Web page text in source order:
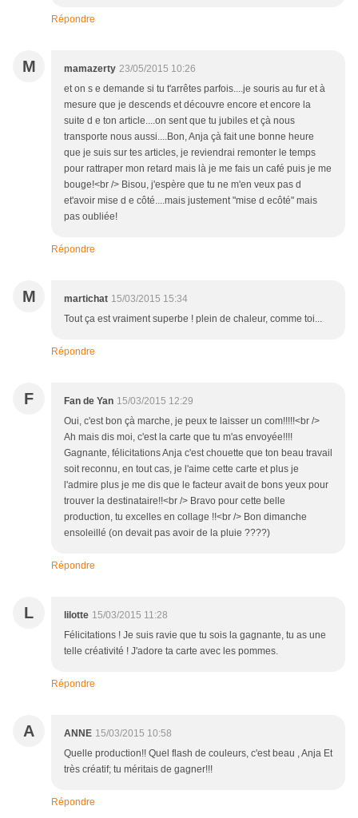
Répondre
M mamazerty 23/05/2015 10:26
et on s e demande si tu t'arrêtes parfois....je souris au fur et à
mesure que je descends et découvre encore et encore la
suite d e ton article....on sent que tu jubiles et çà nous
transporte nous aussi....Bon, Anja çà fait une bonne heure
que je suis sur tes articles, je reviendrai remonter le temps
pour rattraper mon retard mais là je me fais un café puis je me
bouge!<br /> Bisou, j'espère que tu ne m'en veux pas d
et'avoir mise d e côté....mais justement "mise d ecôté" mais
pas oubliée!
Répondre
M martichat 15/03/2015 15:34
Tout ça est vraiment superbe ! plein de chaleur, comme toi...
Répondre
F Fan de Yan 15/03/2015 12:29
Oui, c'est bon çà marche, je peux te laisser un com!!!!!<br />
Ah mais dis moi, c'est la carte que tu m'as envoyée!!!!
Gagnante, félicitations Anja c'est chouette que ton beau travail
soit reconnu, en tout cas, je l'aime cette carte et plus je
l'admire plus je me dis que le facteur avait de bons yeux pour
trouver la destinataire!!<br /> Bravo pour cette belle
production, tu excelles en collage !!<br /> Bon dimanche
ensoleillé (on devait pas avoir de la pluie ????)
Répondre
L lilotte 15/03/2015 11:28
Félicitations ! Je suis ravie que tu sois la gagnante, tu as une
telle créativité ! J'adore ta carte avec les pommes.
Répondre
A ANNE 15/03/2015 10:58
Quelle production!! Quel flash de couleurs, c'est beau , Anja Et
très créatif; tu méritais de gagner!!!
Répondre